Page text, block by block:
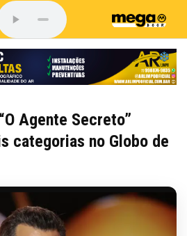
Agente Secreto”
categorias no Globo de